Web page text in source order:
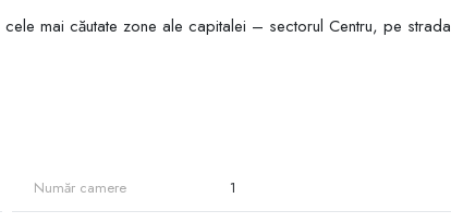
mai căutate zone ale capitalei – sectorul Centru, pe strada
Număr camere 1